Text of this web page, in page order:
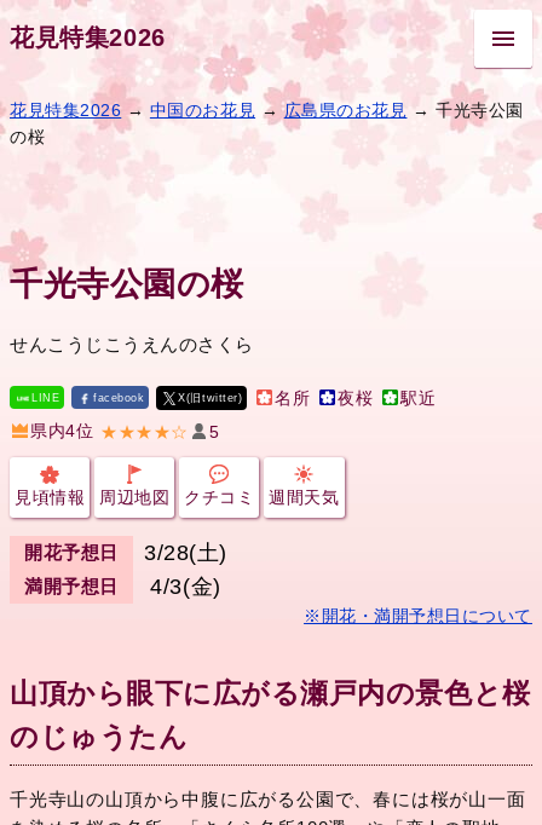
花見特集2026
花見特集2026 → 中国のお花見 →広島県のお花見 → 千光寺公園
の桜
千光寺公園の桜
せんこうじこうえんのさくら
LINE facebook X(旧twitter) 名所 夜桜
駅近
県内4位 ★★★★☆ 5
見頃情報 周辺地図 クチコミ 週間天気
開花予想日 3/28(土)
満開予想日 4/3(金)
※開花・満開予想日について
山頂から眼下に広がる瀬戸内の景色と桜
のじゅうたん
千光寺山の山頂から中腹に広がる公園で、春には桜が山一面